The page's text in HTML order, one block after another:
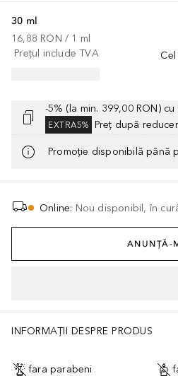
30 ml
16,88 RON / 1 ml
Prețul include TVA
-5% (la min. 399,00 RON) cu
EXTRA5% Preț după
Promoție disponibilă până
Online: Nou disponibil, în
ANUNȚĂ-
INFORMAȚII DESPRE PRODUS
fara parabeni